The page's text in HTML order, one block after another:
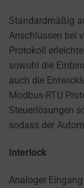
Standardmäßig
Anschlüssen bei
Protokoll
sowohl die
auch die
Modbus-RTU
Steuerlösungen
sodass der
Interlock
Analoger